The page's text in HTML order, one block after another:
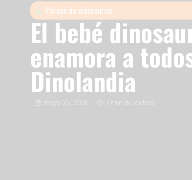
Parque de dinosaurios
El bebé
enamora a
Dinolandia
mayo 25, 2026 7 min de lectura